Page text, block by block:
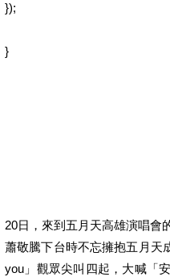
});
}
20日，來到五月天高雄演唱會
蕭敬騰下台時不忘擁抱五月天
you」觀眾尖叫四起，大喊「